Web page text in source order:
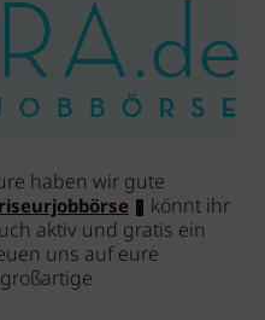
haben wir gute
könnt ihr
aktiv und gratis ein
uns auf eure